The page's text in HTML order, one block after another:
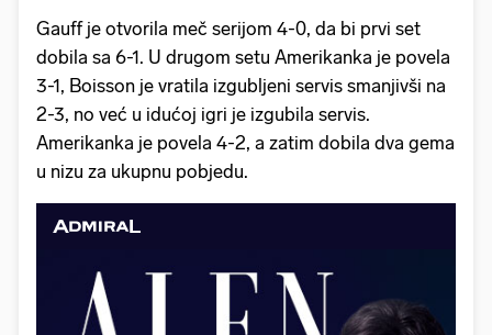
Gauff je otvorila meč serijom 4-0, da bi prvi set
dobila sa 6-1. U drugom setu Amerikanka je povela
3-1, Boisson je vratila izgubljeni servis smanjivši na
2-3, no već u idućoj igri je izgubila servis.
Amerikanka je povela 4-2, a zatim dobila dva gema
u nizu za ukupnu pobjedu.